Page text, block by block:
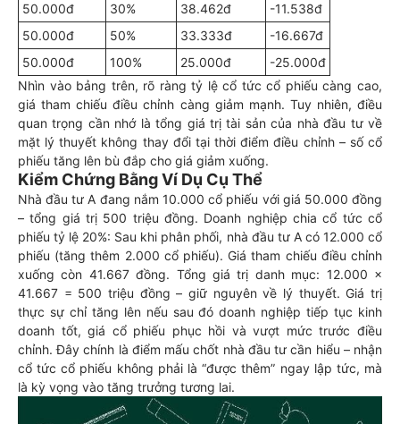
50.000đ
30% 38.462đ
-11.538đ
50.000đ
50% 33.333đ
-16.667đ
50.000đ
100% 25.000đ
-25.000đ
Nhìn vào bảng trên, rõ ràng tỷ lệ cổ tức cổ phiếu càng cao,
giá tham chiếu điều chỉnh càng giảm mạnh. Tuy nhiên, điều
quan trọng cần nhớ là tổng giá trị tài sản của nhà đầu tư về
mặt lý thuyết không thay đổi tại thời điểm điều chỉnh – số cổ
phiếu tăng lên bù đắp cho giá giảm xuống.
Kiểm Chứng Bằng Ví Dụ Cụ Thể
Nhà đầu tư A đang nắm 10.000 cổ phiếu với giá 50.000 đồng
– tổng giá trị 500 triệu đồng. Doanh nghiệp chia cổ tức cổ
phiếu tỷ lệ 20%: Sau khi phân phối, nhà đầu tư A có 12.000 cổ
phiếu (tăng thêm 2.000 cổ phiếu). Giá tham chiếu điều chỉnh
xuống còn 41.667 đồng. Tổng giá trị danh mục: 12.000 ×
41.667 = 500 triệu đồng – giữ nguyên về lý thuyết. Giá trị
thực sự chỉ tăng lên nếu sau đó doanh nghiệp tiếp tục kinh
doanh tốt, giá cổ phiếu phục hồi và vượt mức trước điều
chỉnh. Đây chính là điểm mấu chốt nhà đầu tư cần hiểu – nhận
cổ tức cổ phiếu không phải là “được thêm” ngay lập tức, mà
là kỳ vọng vào tăng trưởng tương lai.